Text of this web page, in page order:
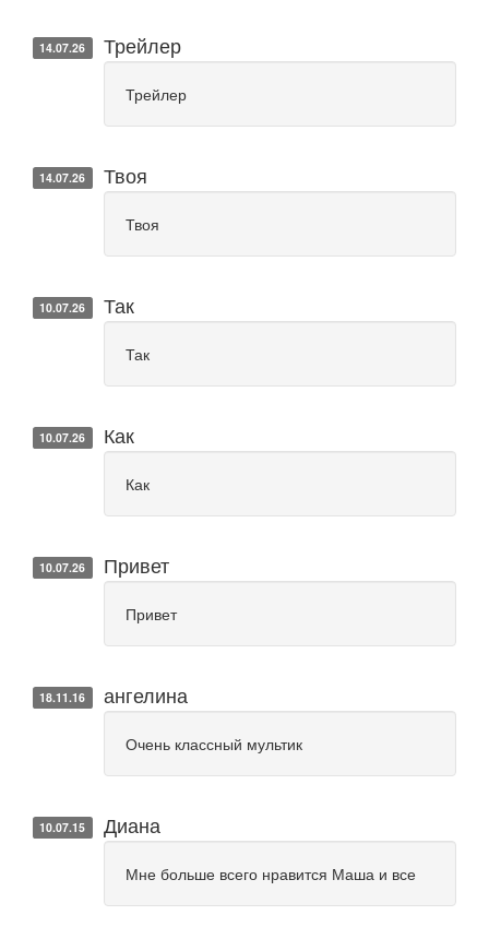
14.07.26 Трейлер
Трейлер
14.07.26 Твоя
Твоя
10.07.26 Так
Так
10.07.26 Как
Как
10.07.26 Привет
Привет
18.11.16 ангелина
Очень классный мультик
10.07.15 Диана
Мне больше всего нравится Маша и все